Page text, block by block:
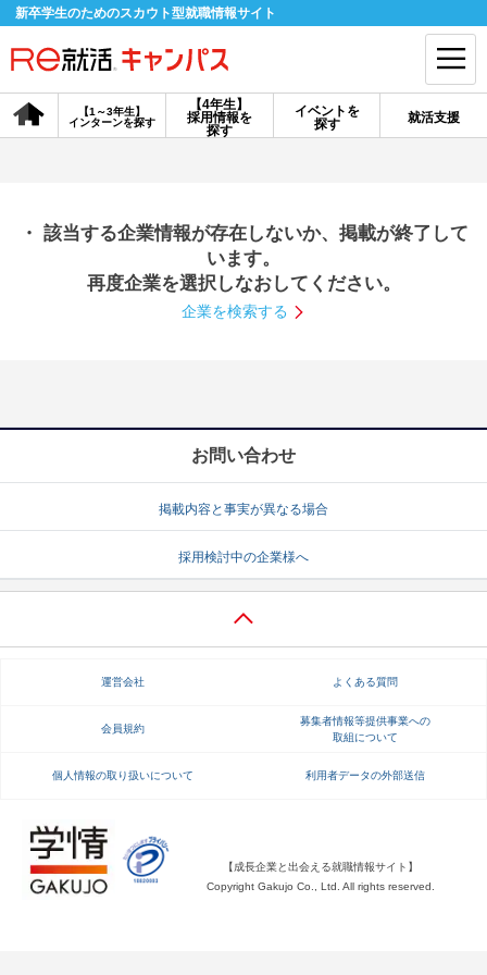
新卒学生のためのスカウト型就職情報サイト
【4年生】
採用情報を
探す
【1～3年生】
インターンを探す
イベントを
探す
就活支援
会員登録 ログイン
探す
【4年生】
説明会を探す
就活ノウハウ・サポート
就活ノウハウが満載！ お役立ち記事・相談室など
就活ニュースペーパー よくある質問
不明点があればこちら
・ 該当する企業情報が存在しないか、掲載が終了して
います。
再度企業を選択しなおしてください。
企業を検索する
お問い合わせ
掲載内容と事実が異なる場合
採用検討中の企業様へ
運営会社 よくある質問
会員規約
募集者情報等提供事業への
取組について
個人情報の取り扱いについて 利用者データの外部送信
【成長企業と出会える就職情報サイト】
Copyright Gakujo Co., Ltd. All rights reserved.